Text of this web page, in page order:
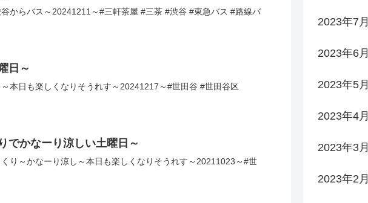
からバス～20241211～#三軒茶屋 #三茶 #渋谷 #東急バス #路線バ
日～
本日も楽しくなりそうれす～20241217～#世田谷 #世田谷区
でかなーり涼しい土曜日～
り～かなーり涼し～本日も楽しくなりそうれす～20211023～#世
2023年7月
2023年6月
2023年5月
2023年4月
2023年3月
2023年2月